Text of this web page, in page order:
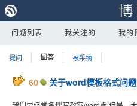
问题列表 我关注的 我的
提问 回答 被采纳
60 关于word模板格式问题